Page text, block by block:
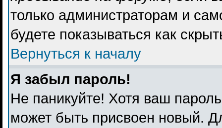
только администраторам и
будете показываться как
Вернуться к началу
Я забыл пароль!
Не паникуйте! Хотя ваш
может быть присвоен новый.